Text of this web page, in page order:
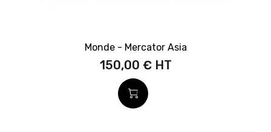
Monde - Mercator Asia
150,00 €